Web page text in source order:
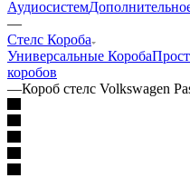
Аудиосистем
—
Стелс Короба
Универсальные Короба
коробов
—Короб стелс Volkswagen